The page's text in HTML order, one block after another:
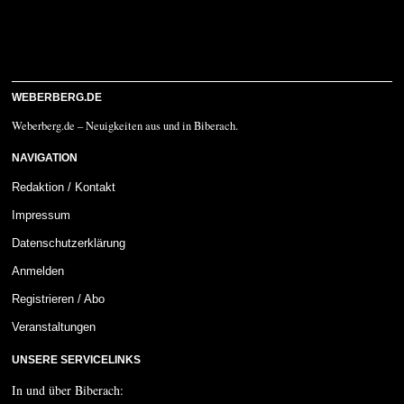
WEBERBERG.DE
Weberberg.de – Neuigkeiten aus und in Biberach.
NAVIGATION
Redaktion / Kontakt
Impressum
Datenschutzerklärung
Anmelden
Registrieren / Abo
Veranstaltungen
UNSERE SERVICELINKS
In und über Biberach: